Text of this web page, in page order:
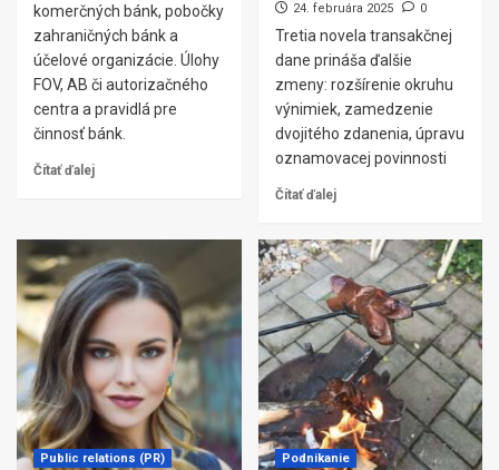
komerčných bánk, pobočky
zahraničných bánk a
účelové organizácie. Úlohy
FOV, AB či autorizačného
centra a pravidlá pre
činnosť bánk.
Čítať ďalej
24. februára 2025 0
Tretia novela transakčnej
dane prináša ďalšie
zmeny: rozšírenie okruhu
výnimiek, zamedzenie
dvojitého zdanenia, úpravu
oznamovacej povinnosti
Čítať ďalej
Public relations (PR) Podnikanie